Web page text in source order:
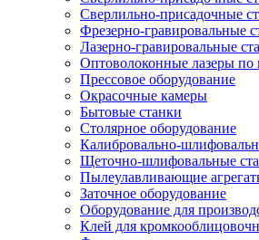
Сверлильно-присадочные
Фрезерно-гравировальные
Лазерно-гравировальные
Оптоволоконные лазеры по
Прессовое оборудование
Окрасочные камеры
Бытовые станки
Столярное оборудование
Калибровально-
Щеточно-шлифовальные
Пылеулавливающие
Заточное оборудование
Оборудование для
Клей для